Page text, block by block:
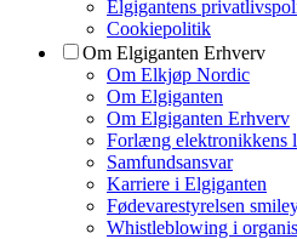
Elgigantens
Cookiepolitik
Om Elgiganten Erhverv
Om Elkjøp Nordic
Om Elgiganten
Om Elgiganten Erhverv
Forlæng elektronikkens
Samfundsansvar
Karriere i Elgiganten
Fødevarestyrelsen
Whistleblowing i